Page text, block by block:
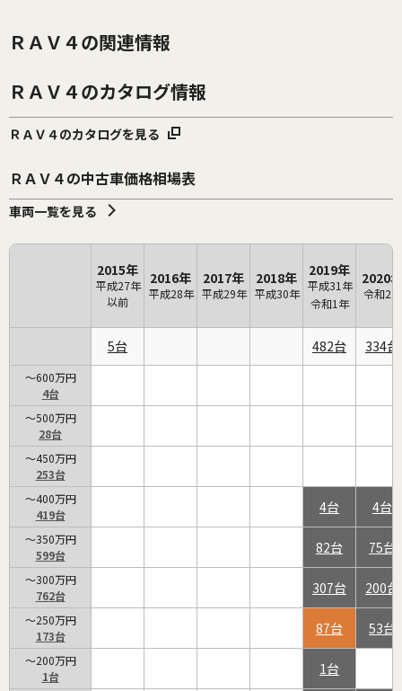
ＲＡＶ４の関連情報
ＲＡＶ４のカタログ情報
ＲＡＶ４のカタログを見る
ＲＡＶ４の中古車価格相場表
車両一覧を見る
2015年
平成27年
以前
2016年
平成28年
2017年
平成29年
2018年
平成30年
2019年
平成31年
令和1年
2020年
令和2年
5 482 334
～600万円
4
～500万円
28
～450万円
253
～400万円
419
4 4
～350万円
599
82 75
～300万円
762
307 200
～250万円
173
87 53
～200万円
1
1